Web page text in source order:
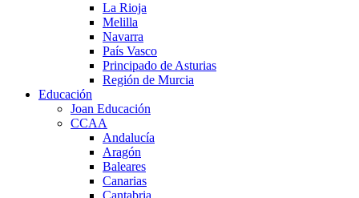
La Rioja
Melilla
Navarra
País Vasco
Principado de Asturias
Región de Murcia
Educación
Joan Educación
CCAA
Andalucía
Aragón
Baleares
Canarias
Cantabria